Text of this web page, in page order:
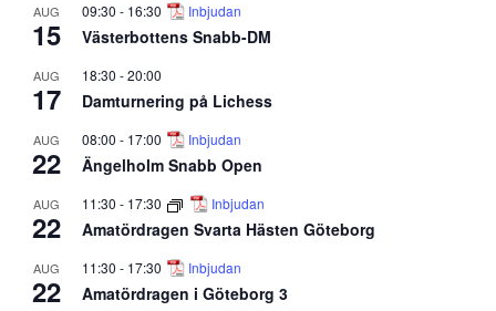
AUG
15
09:30 - 16:30 Inbjudan
Västerbottens Snabb-DM
AUG
17
18:30 -20:00
Damturnering på Lichess
AUG
22
08:00 - 17:00 Inbjudan
Ängelholm Snabb Open
AUG
22
11:30 - 17:30 Inbjudan
Amatördragen Svarta Hästen Göteborg
AUG
22
11:30 - 17:30 Inbjudan
Amatördragen i Göteborg 3